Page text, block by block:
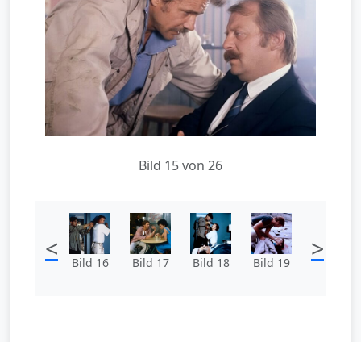
Bild 15 von 26
< Bild 16 Bild 17 Bild 18 Bild 19 >